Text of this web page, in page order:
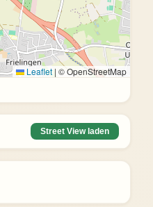
Leaflet | © OpenStreetMap
Street View laden